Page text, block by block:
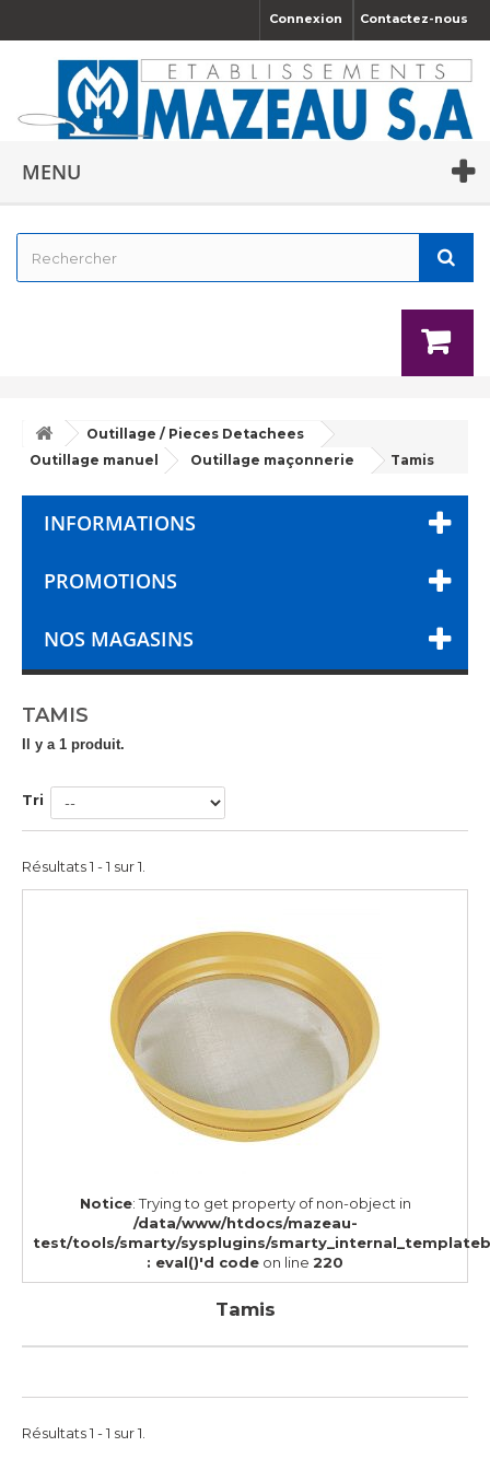
Contactez-nous
Connexion
MENU
Outillage / Pieces Detachees
Outillage manuel
Outillage maçonnerie Tamis
INFORMATIONS
PROMOTIONS
NOS MAGASINS
TAMIS
Il y a 1 produit.
Tri
Résultats 1 - 1 sur 1.
Notice: Trying to get property of non-object in
/data/www/htdocs/mazeau-
test/tools/smarty/sysplugins/
: eval()'d code on line 220
Tamis
Résultats 1 - 1 sur 1.